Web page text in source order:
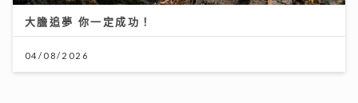
輸多贏少的主因